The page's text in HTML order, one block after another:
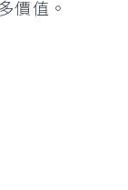
價值。